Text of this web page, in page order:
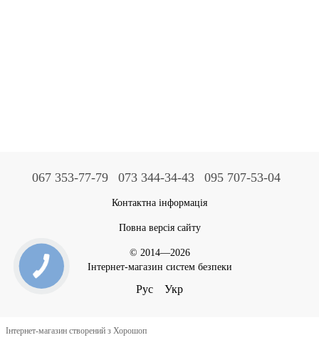
067 353-77-79 073 344-34-43 095 707-53-04
Контактна інформація
Повна версія сайту
© 2014—2026
Інтернет-магазин систем безпеки
Рус Укр
Інтернет-магазин створений з Хорошоп